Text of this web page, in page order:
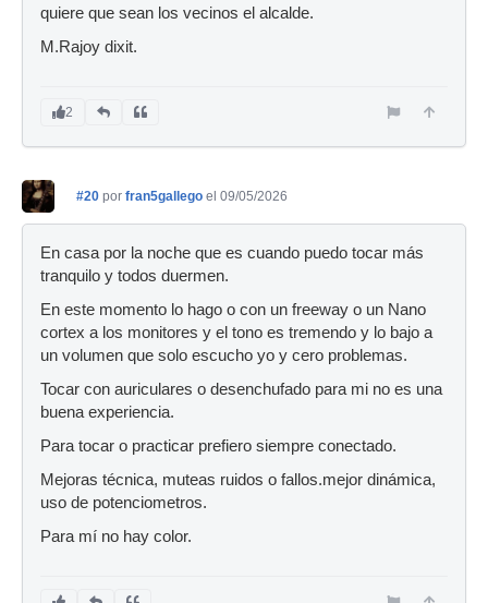
quiere que sean los vecinos el alcalde.
M.Rajoy dixit.
2
#20 por fran5gallego el 09/05/2026
En casa por la noche que es cuando puedo tocar más
tranquilo y todos duermen.
En este momento lo hago o con un freeway o un Nano
cortex a los monitores y el tono es tremendo y lo bajo a
un volumen que solo escucho yo y cero problemas.
Tocar con auriculares o desenchufado para mi no es una
buena experiencia.
Para tocar o practicar prefiero siempre conectado.
Mejoras técnica, muteas ruidos o fallos.mejor dinámica,
uso de potenciometros.
Para mí no hay color.